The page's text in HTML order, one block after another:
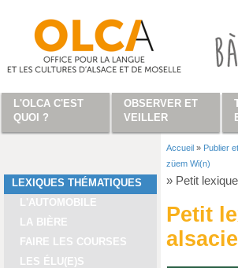
LEXIQUES THÉMATIQUES
L'AUTOMOBILE
LA BIÈRE
FAIRE LES COURSES
LES ÉLU(E)S
Vous êtes ici
Accueil » Publier
züem Wi(n)
» Petit
Petit
L'OLCA C'EST
QUOI ?
OBSERVER ET
VEILLER